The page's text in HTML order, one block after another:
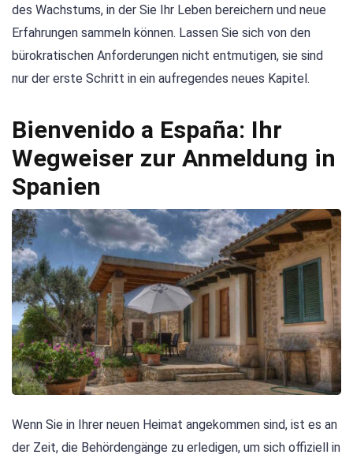
des Wachstums, in der Sie Ihr Leben bereichern und neue
Erfahrungen sammeln können. Lassen Sie sich von den
bürokratischen Anforderungen nicht entmutigen, sie sind
nur der erste Schritt in ein aufregendes neues Kapitel.
Bienvenido a España: Ihr
Wegweiser zur Anmeldung in
Spanien
Wenn Sie in Ihrer neuen Heimat angekommen sind, ist es an
der Zeit, die Behördengänge zu erledigen, um sich offiziell in